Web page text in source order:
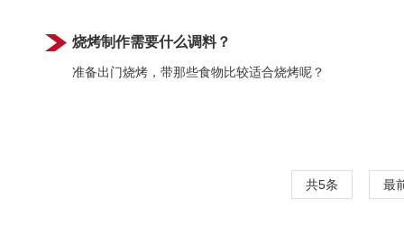
烧烤制作需要什么调料？
准备出门烧烤，带那些食物比较适合烧烤呢？
共5条 最